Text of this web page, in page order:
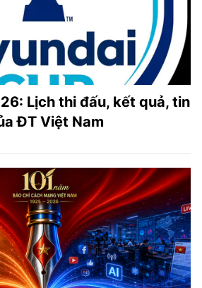
Lịch thi đấu, kết quả, tin
ĐT Việt Nam